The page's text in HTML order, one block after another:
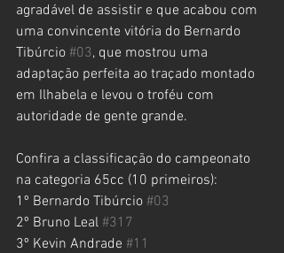
agradável de assistir e que acabou com
uma convincente vitória do Bernardo
Tibúrcio #03, que mostrou uma
adaptação perfeita ao traçado montado
em Ilhabela e levou o troféu com
autoridade de gente grande.
Confira a classificação do campeonato
na categoria 65cc (10 primeiros):
1º Bernardo Tibúrcio #03
2º Bruno Leal #317
3º Kevin Andrade #11